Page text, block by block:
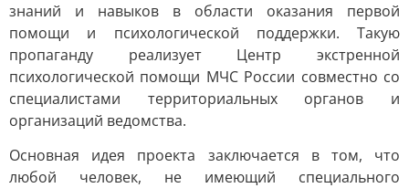
знаний и навыков в области оказания первой
помощи и психологической поддержки. Такую
пропаганду реализует Центр экстренной
психологической помощи МЧС России совместно со
специалистами территориальных органов и
организаций ведомства.
Основная идея проекта заключается в том, что
любой человек, не имеющий специального